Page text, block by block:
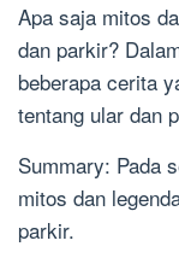
Apa saja mitos
dan parkir?
beberapa cerita
tentang ular dan
Summary: Pada
mitos dan
parkir.